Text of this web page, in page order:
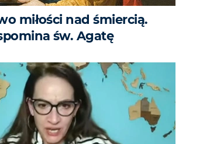
miłości nad śmiercią.
św. Agatę